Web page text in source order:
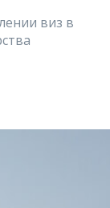
виз в